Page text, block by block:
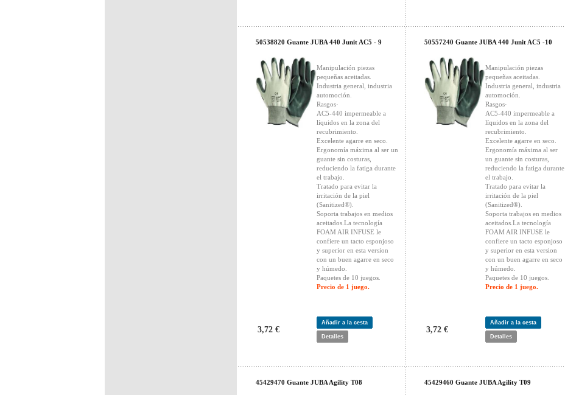
50538820 Guante JUBA 440 Junit AC5 - 9
Manipulación piezas
pequeñas aceitadas.
Industria general, industria
automoción.
Rasgos·
AC5-440 impermeable a
líquidos en la zona del
recubrimiento.
Excelente agarre en seco.
Ergonomía máxima al ser un
guante sin costuras,
reduciendo la fatiga durante
el trabajo.
Tratado para evitar la
irritación de la piel
(Sanitized®).
Soporta trabajos en medios
aceitados.La tecnología
FOAM AIR INFUSE le
confiere un tacto esponjoso
y superior en esta version
con un buen agarre en seco
y húmedo.
Paquetes de 10 juegos.
Precio de 1 juego.
3,72 €
Añadir a la cesta
Detalles
50557240 Guante JUBA 440 Junit AC5 -10
Manipulación piezas
pequeñas aceitadas.
Industria general, industria
automoción.
Rasgos·
AC5-440 impermeable a
líquidos en la zona del
recubrimiento.
Excelente agarre en seco.
Ergonomía máxima al ser
un guante sin costuras,
reduciendo la fatiga durante
el trabajo.
Tratado para evitar la
irritación de la piel
(Sanitized®).
Soporta trabajos en medios
aceitados.La tecnología
FOAM AIR INFUSE le
confiere un tacto esponjoso
y superior en esta version
con un buen agarre en seco
y húmedo.
Paquetes de 10 juegos.
Precio de 1 juego.
3,72 €
Añadir a la cesta
Detalles
45429470 Guante JUBA Agility T08 45429460 Guante JUBA Agility T09